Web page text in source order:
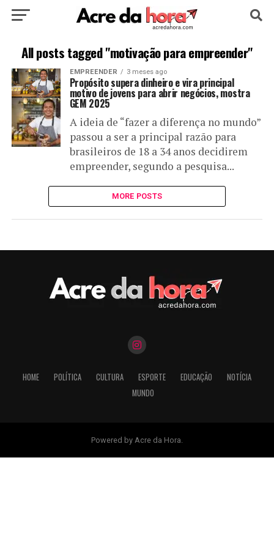
HOME POLÍTICA CULTURA
EDUCAÇÃO NOTÍCIA MUNDO
All posts tagged "motivação para empreender"
EMPREENDER 3 meses ago
Propósito supera dinheiro e vira principal
motivo de jovens para abrir negócios, mostra
GEM 2025
A ideia de “fazer a diferença no mundo”
passou a ser a principal razão para
brasileiros de 18 a 34 anos decidirem
empreender, segundo a pesquisa...
MORE POSTS
HOME POLÍTICA CULTURA ESPORTE EDUCAÇÃO
NOTÍCIA
MUNDO
Powered by Acre da Hora.